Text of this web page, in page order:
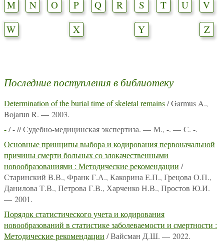
M
N O P Q R S T U
V
W
X Y Z
Последние поступления в библиотеку
Determination of the burial time of skeletal remains/ Garmus A.,
Bojarun R. — 2003.
-/ - // Судебно-медицинская экспертиза. — М., -. — С. -.
Основные принципы выбора и кодирования первоначальной
причины смерти больных со злокачественными
новообразованиями : Методические рекомендации /
Старинский В.В., Франк Г.А., Какорина Е.П., Грецова О.П.,
Данилова Т.В., Петрова Г.В., Харченко Н.В., Простов Ю.И.
— 2001.
Порядок статистического учета и кодирования
новообразований в статистике заболеваемости и смертности :
Методические рекомендации / Вайсман Д.Ш. — 2022.